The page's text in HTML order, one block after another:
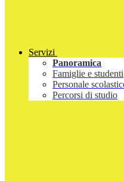
Servizi
Panoramica
Famiglie e studenti
Personale
Percorsi di studio